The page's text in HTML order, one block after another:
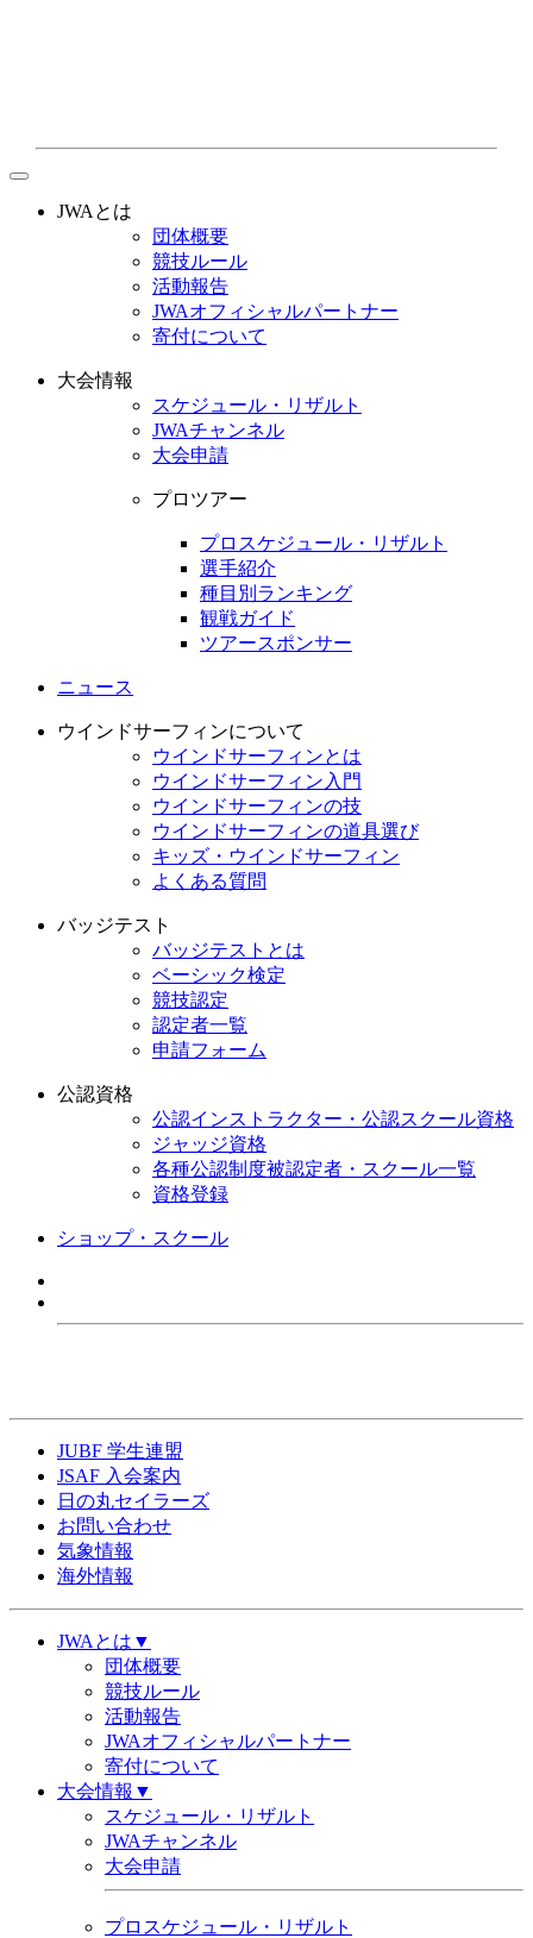
toggle
navigationJWAとは
団体概要
競技ルール
活動報告
JWAオフィシャルパートナー
寄付について
大会情報
スケジュール・リザルト
JWAチャンネル
大会申請
プロツアー
プロスケジュール・リザルト
選手紹介
種目別ランキング
観戦ガイド
ツアースポンサー
ニュース
ウインドサーフィンについて
ウインドサーフィンとは
ウインドサーフィン入門
ウインドサーフィンの技
ウインドサーフィンの道具選び
キッズ・ウインドサーフィン
よくある質問
バッジテスト
バッジテストとは
ベーシック検定
競技認定
認定者一覧
申請フォーム
公認資格
公認インストラクター・公認スクール資格
ジャッジ資格
各種公認制度被認定者・スクール一覧
資格登録
ショップ・スクール
JUBF 学生連盟
JSAF 入会案内
日の丸セイラーズ
お問い合わせ
気象情報
海外情報
JWAとは▼
団体概要
競技ルール
活動報告
JWAオフィシャルパートナー
寄付について
大会情報▼
スケジュール・リザルト
JWAチャンネル
大会申請
プロスケジュール・リザルト